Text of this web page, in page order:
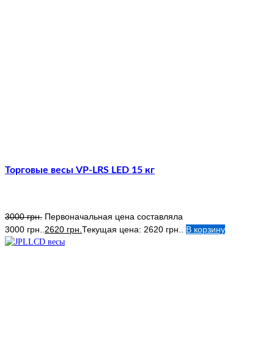
Торговые весы VP-LRS LED 15 кг
3000грн. Первоначальная цена составляла
3000 грн..2620 грн.Текущая цена: 2620 грн.. В корзину